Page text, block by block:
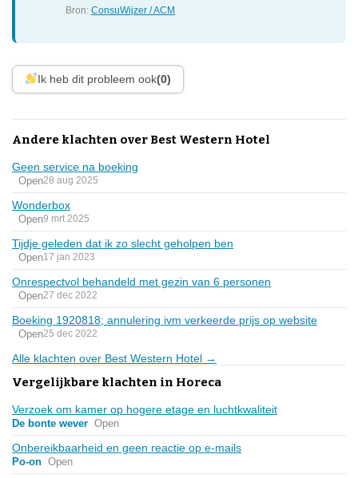
Bron:ConsuWijzer / ACM
Ik heb dit probleem ook(0)
Andere klachten over Best Western Hotel
Geen service na boeking
Open28 aug 2025
Wonderbox
Open9 mrt 2025
Tijdje geleden dat ik zo slecht geholpen ben
Open17 jan 2023
Onrespectvol behandeld met gezin van 6 personen
Open27 dec 2022
Boeking 1920818; annulering ivm verkeerde prijs op website
Open25 dec 2022
Alle klachten over Best Western Hotel →
Vergelijkbare klachten in Horeca
Verzoek om kamer op hogere etage en luchtkwaliteit
De bonte wever Open
Onbereikbaarheid en geen reactie op e-mails
Po-on Open